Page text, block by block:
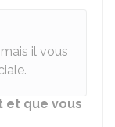
il vous
et que vous